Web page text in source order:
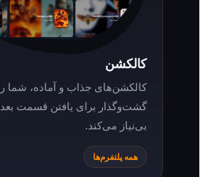
کالکشن‌های جذاب و آماده، شما را از
گشت‌وگذار برای یافتن قسمت بعدی هر محتوا
بی‌نیاز می‌کند.
همه پلتفرم‌ها